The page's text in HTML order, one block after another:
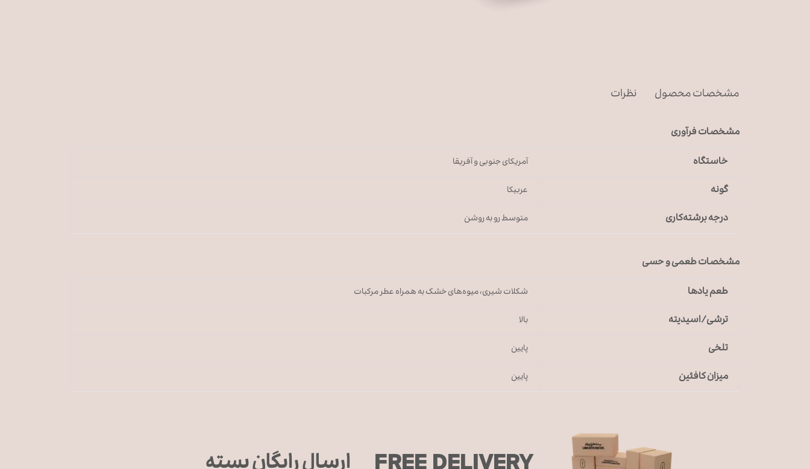
مشخصات محصول نظرات
مشخصات فرآوری
خاستگاه آمریکای جنوبی و آفریقا
گونه عربیکا
درجه برشته‌کاری متوسط رو به روشن
مشخصات طعمی و حسی
طعم یادها شکلات شیری، میوه‌های خشک به همراه عطر مرکبات
ترشی/اسیدیته بالا
تلخی پایین
میزان کافئین پایین
FREE DELIVERY